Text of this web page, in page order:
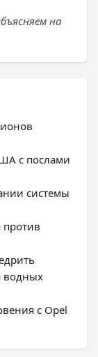
на
с послами
системы
против
водных
с Opel